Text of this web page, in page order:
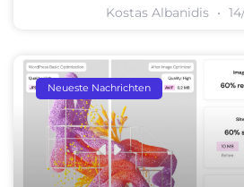
Kostas Albanidis
Neueste Nachrichten